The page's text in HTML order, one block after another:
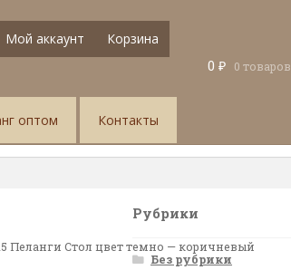
Мой аккаунт
Корзина
0 ₽ 0 товаров
оптом Контакты
Пеланги Стол цвет темно — коричневый
Рубрики
Без рубрики